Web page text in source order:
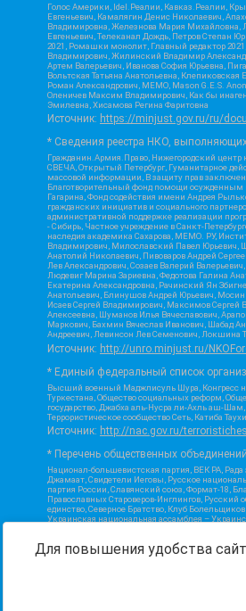
Голос Америки, Idel.Реалии, Кавказ.Реалии,
Евгеньевич, Камалягин Денис Николаевич,
Владимировна, Железнова Мария Михайловна,
Евгеньевич, Телеканал Дождь, Петров Степан
2021, Ромашки монолит, Главный редактор
Владимирович, Жилинский Владимир
Артем Валерьевич, Иванова София Юрьевна,
Вольтская Татьяна Анатольевна,
Роман Александрович, МЕМО, Mason G.E.S.
Оленичев Максим Владимирович, Как бы
Эмилевна, Хисамова Регина Фаритовна
Источник: https://minjust.gov.ru/ru/
* Сведения реестра НКО,
Гражданин.Армия.Право, Нижегородский
СВЕЧА, Открытый Петербург, Гуманитарное
массовой информации, В защиту прав
Благотворительный фонд помощи осужденным и
Гагарина, Фонд содействия имени Андрея
гражданских инициатив и социального
административной поддержке реализации
- Сибирь, Частное учреждение в Санкт-
наследия академика Сахарова, МЕМО. РУ,
Владимирович, Милославский Павел Юрьевич,
Анатолий Николаевич, Пивоваров Андрей
Лев Александрович, Созаев Валерий
Людевиг Марина Зариевна, Федотова Галина
Екатерина Александровна, Рачинский Ян
Анатольевич, Блинушов Андрей Юрьевич,
Исаев Сергей Владимирович, Максимов Сергей
Алексеевна, Шуманов Илья Вячеславович,
Маркович, Бахмин Вячеслав Иванович, Шабад
Андреевич, Левинсон Лев Семенович, Локшина
Источник: http://unro.minjust.ru/
* Единый федеральный список
Высший военный Маджлисуль Шура, Конгресс
Туркестана, Общество социальных реформ,
государство, Джабха аль-Нусра ли-Ахль аш-
Террористическое сообщество Сеть, Катиба
Источник: http://nac.gov.ru/
* Перечень общественных
Национал-большевистская партия, ВЕК РА,
Джамаат, Свидетели Иеговы, Русское
партия России, Славянский союз, Формат-18,
Православных Староверов-Инглингов,
единство, Северное Братство, Клуб
Украинская национальная ассамблея –
Союз Славянских Сил Руси, Алля-Аят,
державный союз, Фонд борьбы с коррупцией,
Для повышения удобства